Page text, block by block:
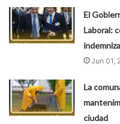
El
Laboral:
Jun 01,
La
ciudad